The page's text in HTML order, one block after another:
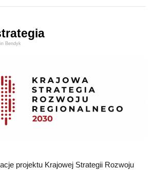
Bendyk
projektu Krajowej Strategii Rozwoju